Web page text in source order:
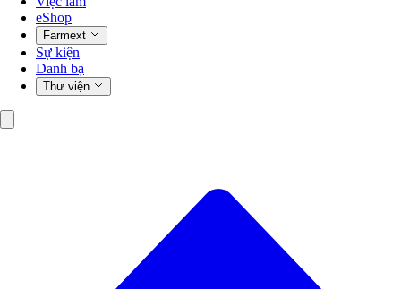
eShop
Farmext
Sự kiện
Danh bạ
Thư viện